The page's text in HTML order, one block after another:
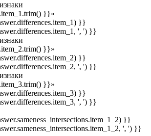
}}»
}}
', ') }}
}}»
}}
', ') }}
}}»
}}
', ') }}
}}
', ') }}